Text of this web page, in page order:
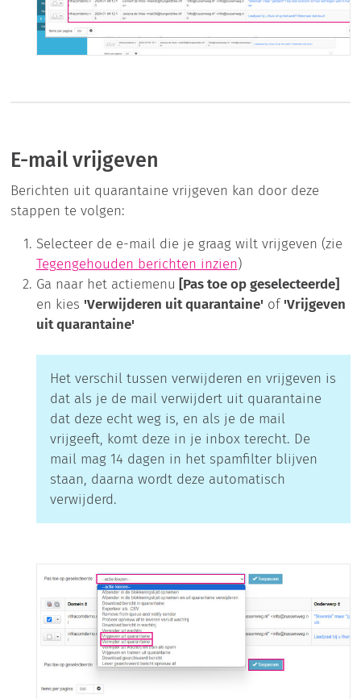
E-mail vrijgeven
Berichten uit quarantaine vrijgeven kan door deze
stappen te volgen:
Selecteer de e-mail die je graag wilt vrijgeven (zie
Tegengehouden berichten inzien)
Ga naar het actiemenu [Pas toe op geselecteerde]
en kies 'Verwijderen uit quarantaine' of 'Vrijgeven
uit quarantaine'
Het verschil tussen verwijderen en vrijgeven is
dat als je de mail verwijdert uit quarantaine
dat deze echt weg is, en als je de mail
vrijgeeft, komt deze in je inbox terecht. De
mail mag 14 dagen in het spamfilter blijven
staan, daarna wordt deze automatisch
verwijderd.